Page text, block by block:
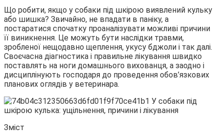
Що робити, якщо у собаки під шкірою виявлений кульку
або шишка? Звичайно, не впадати в паніку, а
постаратися спочатку проаналізувати можливі причини
її виникнення. Це можуть бути наслідки травми,
зробленої нещодавно щеплення, укусу бджоли і так далі.
Своєчасна діагностика і правильне лікування швидко
поставлять на ноги домашнього вихованця, а заодно і
дисциплінують господаря до проведення обов’язкових
планових оглядів у ветеринара.
Зміст